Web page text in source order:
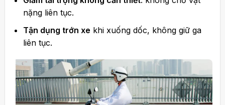
nặng liên tục.
Tận dụng trớn xe khi xuống dốc, không giữ ga
liên tục.